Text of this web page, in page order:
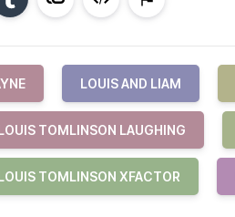
LOUIS AND LIAM
TOMLINSON LAUGHING
TOMLINSON XFACTOR